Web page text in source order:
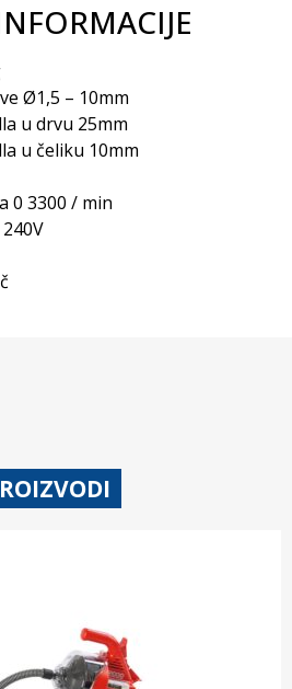
Ø1,5 – 10mm
u drvu 25mm
u čeliku 10mm
0 3300 / min